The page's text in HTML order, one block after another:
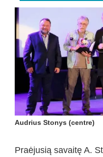
Audrius Stonys (centre)
Praėjusią savaitę A.